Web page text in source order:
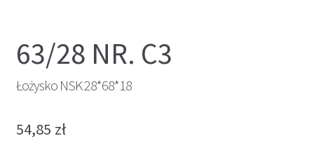
63/28 NR. C3
Łożysko NSK 28*68*18
54,85 zł